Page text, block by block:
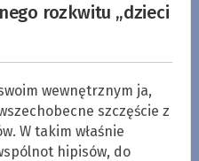
rozkwitu „dzieci
wewnętrznym ja,
szczęście z
W takim właśnie
hipisów, do